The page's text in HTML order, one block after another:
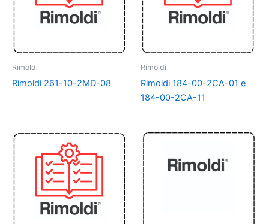
Rimoldi
Rimoldi 261-10-2MD-08
Rimoldi
Rimoldi 184-00-2CA-01 e
184-00-2CA-11